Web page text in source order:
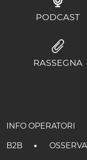
PODCAST
RASSEGNA
INFO OPERATORI
B2B